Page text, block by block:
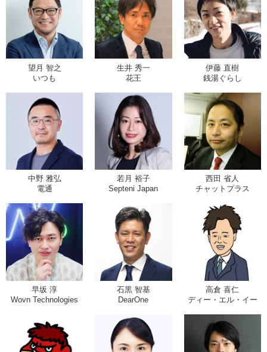
望月 智之
いつも
生井 秀一
花王
伊藤 直樹
銭湯ぐらし
中野 雅弘
電通
若月 裕子
Septeni Japan
西田 省人
チャットプラス
早坂 淳
Wovn Technologies
石黒 智基
DearOne
高倉 喜仁
ディー・エル・イー